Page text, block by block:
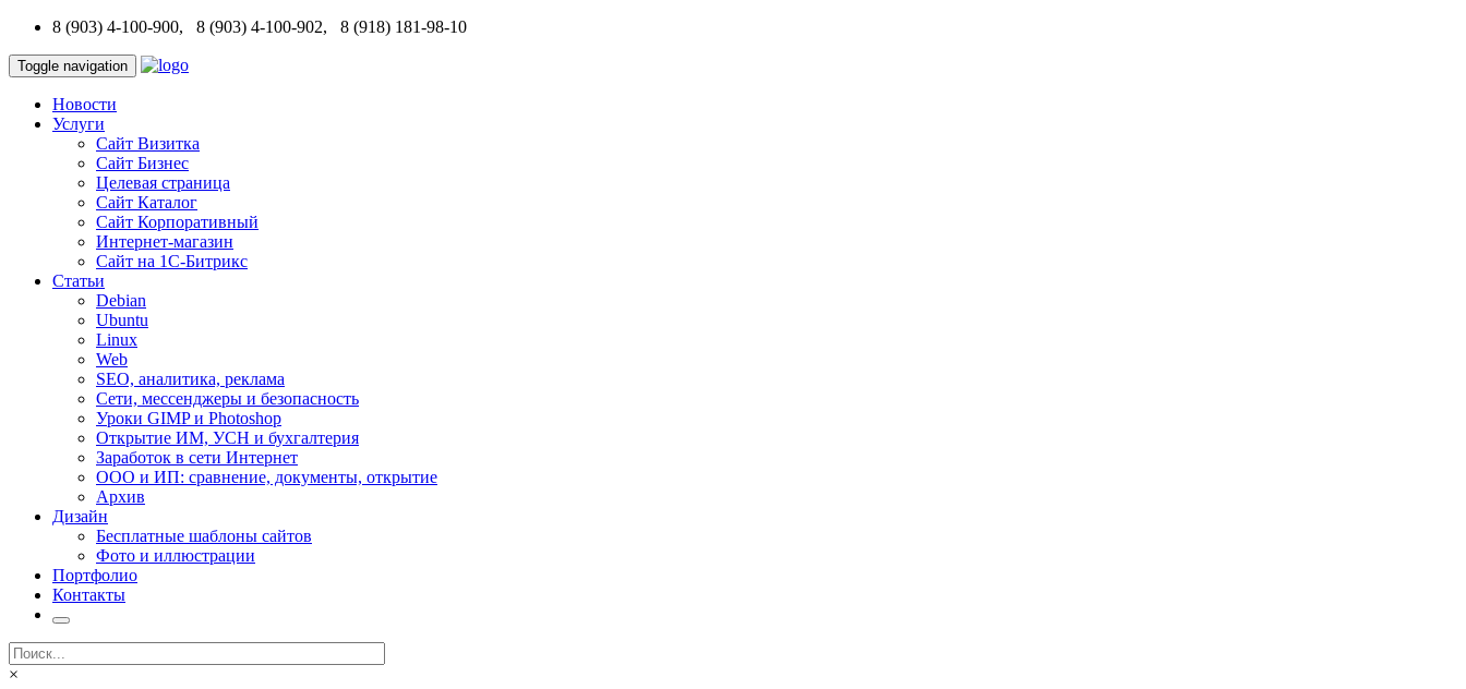
8 (903) 4-100-900, 8 (903) 4-100-902, 8 (918) 181-98-10
Toggle navigation
Новости
Услуги
Сайт Визитка
Сайт Бизнес
Целевая страница
Сайт Каталог
Сайт Корпоративный
Интернет-магазин
Сайт на 1С-Битрикс
Статьи
Debian
Ubuntu
Linux
Web
SEO, аналитика, реклама
Сети, мессенджеры и безопасность
Уроки GIMP и Photoshop
Открытие ИМ, УСН и бухгалтерия
Заработок в сети Интернет
ООО и ИП: сравнение, документы, открытие
Архив
Дизайн
Бесплатные шаблоны сайтов
Фото и иллюстрации
Портфолио
Контакты
×